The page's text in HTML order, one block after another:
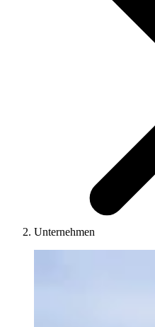
Unternehmen